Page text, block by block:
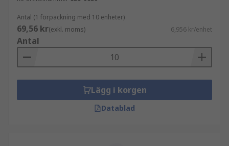
Antal (1 förpackning med 10 enheter)
69,56 kr(exkl. moms) 6,956 kr/enhet
Antal
Lägg i korgen
Datablad